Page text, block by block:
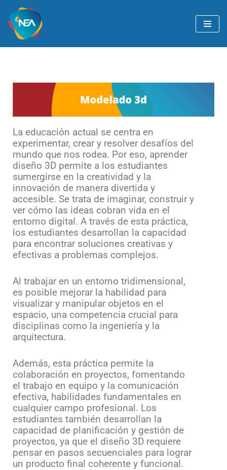
Ir
La educación actual se centra en
experimentar, crear y resolver desafíos del
mundo que nos rodea. Por eso, aprender
diseño 3D permite a los estudiantes
sumergirse en la creatividad y la
innovación de manera divertida y
accesible. Se trata de imaginar, construir y
ver cómo las ideas cobran vida en el
entorno digital. A través de esta práctica,
los estudiantes desarrollan la capacidad
para encontrar soluciones creativas y
efectivas a problemas complejos.
Al trabajar en un entorno tridimensional,
es posible mejorar la habilidad para
visualizar y manipular objetos en el
espacio, una competencia crucial para
disciplinas como la ingeniería y la
arquitectura.
Además, esta práctica permite la
colaboración en proyectos, fomentando
el trabajo en equipo y la comunicación
efectiva, habilidades fundamentales en
cualquier campo profesional. Los
estudiantes también desarrollan la
capacidad de planificación y gestión de
proyectos, ya que el diseño 3D requiere
pensar en pasos secuenciales para lograr
un producto final coherente y funcional.